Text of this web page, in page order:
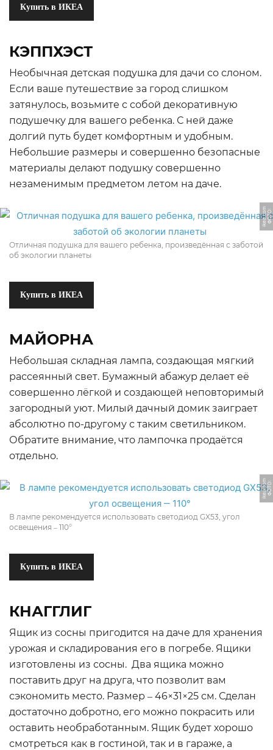
Купить в ИКЕА
КЭППХЭСТ
Необычная детская подушка для дачи со слоном.
Если ваше путешествие за город слишком
затянулось, возьмите с собой декоративную
подушечку для вашего ребенка. С ней даже
долгий путь будет комфортным и удобным.
Небольшие размеры и совершенно безопасные
материалы делают подушку совершенно
незаменимым предметом летом на даче.
Ф
О
Т
О:
i
k
e
a.
c
o
m
Отличная подушка для вашего ребенка, произведённая с заботой
об экологии планеты
Купить в ИКЕА
МАЙОРНА
Небольшая складная лампа, создающая мягкий
рассеянный свет. Бумажный абажур делает её
совершенно лёгкой и создающей неповторимый
загородный уют. Милый дачный домик заиграет
абсолютно по-другому с таким светильником.
Обратите внимание, что лампочка продаётся
отдельно.
Ф
О
Т
О:
i
k
e
a.
c
o
m
В лампе рекомендуется использовать светодиод GX53, угол
освещения ‒ 110°
Купить в ИКЕА
КНАГГЛИГ
Ящик из сосны пригодится на даче для хранения
урожая и складирования его в погребе. Ящики
изготовлены из сосны. Два ящика можно
поставить друг на друга, что позволит вам
сэкономить место. Размер ‒ 46×31×25 см. Сделан
достаточно добротно, его можно покрасить или
оставить необработанным. Ящик будет хорошо
смотреться как в гостиной, так и в гараже, а